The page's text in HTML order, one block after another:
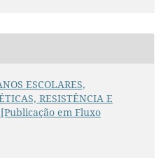
ESCOLARES,
RESISTÊNCIA E
[Publicação em Fluxo